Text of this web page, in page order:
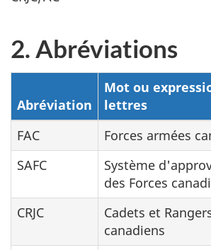
2. Abréviations
Abréviation
Mot ou
lettres
FAC
Forces armées
SAFC
Système
des Forces
CRJC
Cadets et
canadiens